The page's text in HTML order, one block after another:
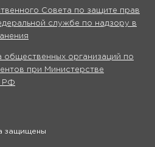
Совета по защите прав
службе по надзору в
общественных организаций по
при Министерстве
РФ
защищены